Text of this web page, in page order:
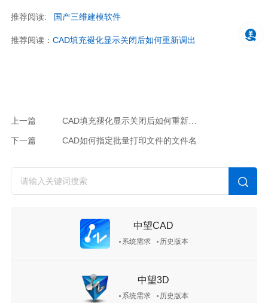
推荐阅读: 国产三维建模软件
推荐阅读： CAD填充褪化显示关闭后如何重新调出
上一篇 CAD填充褪化显示关闭后如何重新调出
下一篇 CAD如何指定批量打印文件的文件名
中望CAD
系统需求 历史版本
中望3D
系统需求 历史版本